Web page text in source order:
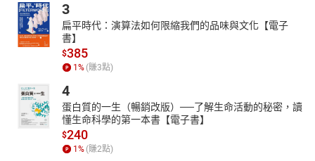
由博物館專家擔任你的個人導覽員
精選50件大英必看展品，帶你由外而內，全方面破解
•畢業於臺灣大學歷史學系、碩士及博士就讀英國萊斯特大學博物館
•曾任金門歷史民俗博物館館長
•暢銷書籍《博物館與它的產地》作者
嗨，我是怡汝，平常經營粉絲專頁「不務正業的博物館吧」，分享
世界各地博物館的最新消息，也用貼近生活和口語化的方式科普博
物館的相關知識。
3
扁平時代：演算法如何限縮我們的品味與文化【電子
書】
$385
1 % (賺3點)
4
蛋白質的一生（暢銷改版）──了解生命活動的秘密，讀
懂生命科學的第一本書【電子書】
$240
1 % (賺2點)